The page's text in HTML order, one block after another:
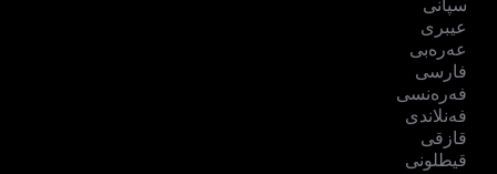
سپانی
عیبری
عەرەبی
فارسی
فەرەنسی
فەنلاندی
قازقی
قیطلونی